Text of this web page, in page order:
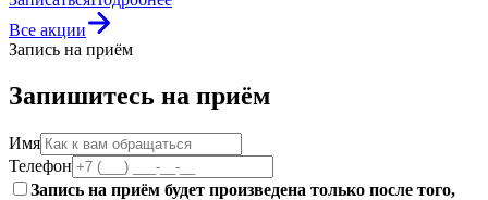
Все акции
Запись на приём
Запишитесь на приём
Имя
Телефон
Запись на приём будет произведена только после того,